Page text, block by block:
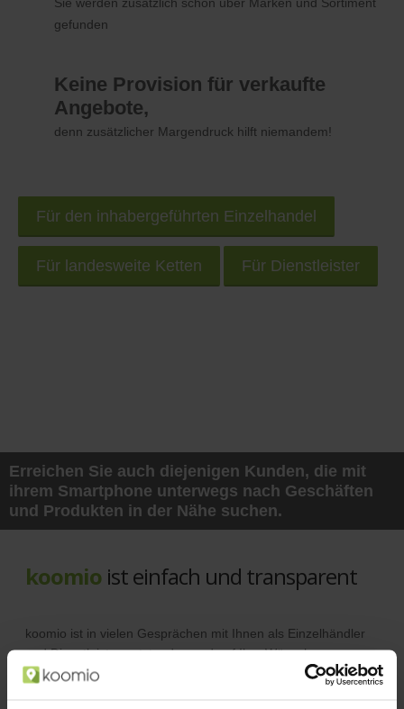
gefunden
Keine Provision für verkaufte
Angebote,
denn zusätzlicher Margendruck hilft niemandem!
Für den inhabergeführten Einzelhandel
Für landesweite Ketten Für Dienstleister
Erreichen Sie auch diejenigen Kunden, die mit
ihrem Smartphone unterwegs nach Geschäften
und Produkten in der Nähe suchen.
koomio ist einfach und transparent
koomio ist in vielen Gesprächen mit Ihnen als Einzelhändler
und Dienstleister entstanden und auf Ihre Wünsche
abgestimmt.